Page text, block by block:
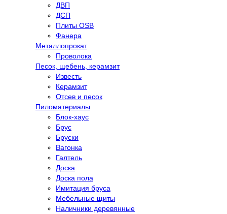
ДВП
ДСП
Плиты OSB
Фанера
Металлопрокат
Проволока
Песок, щебень, керамзит
Известь
Керамзит
Отсев и песок
Пиломатериалы
Блок-хаус
Брус
Бруски
Вагонка
Галтель
Доска
Доска пола
Имитация бруса
Мебельные щиты
Наличники деревянные